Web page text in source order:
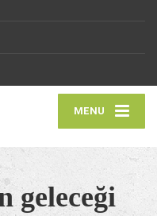
MENU
geleceği